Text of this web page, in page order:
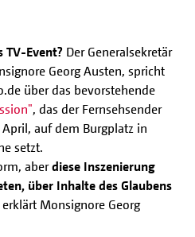
TV-Event? Der Generalsekretär
Georg Austen, spricht
über das bevorstehende
, das der Fernsehsender
auf dem Burgplatz in
setzt.
aberdiese Inszenierung
über Inhalte des Glaubens
erklärt Monsignore Georg